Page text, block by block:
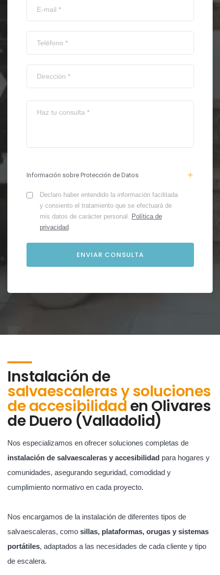
Información sobre Protección de Datos
Declaro haber entendido la información facilitada
y consiento el tratamiento que se efectuará de
mis datos de carácter personal. Política de
privacidad.
Instalación de
salvaescaleras y soluciones
de accesibilidaden Olivares
de Duero (Valladolid)
Nos especializamos en ofrecer soluciones completas de
instalación de salvaescaleras y accesibilidad para hogares y
comunidades, asegurando seguridad, comodidad y
cumplimiento normativo en cada proyecto.
Nos encargamos de la instalación de diferentes tipos de
salvaescaleras, como sillas, plataformas, orugas y sistemas
portátiles, adaptados a las necesidades de cada cliente y tipo
de escalera.